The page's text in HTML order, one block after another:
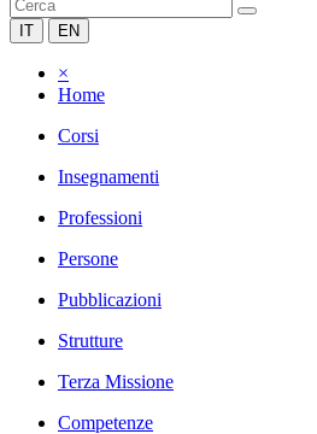
IT EN
×
Home
Corsi
Insegnamenti
Professioni
Persone
Pubblicazioni
Strutture
Terza Missione
Competenze